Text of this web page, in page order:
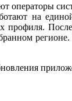
операторы
на
профиля.